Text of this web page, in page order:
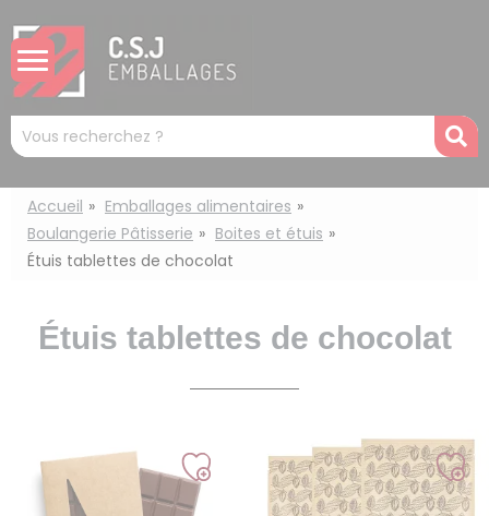
Mots
clés
:
Accueil
Emballages alimentaires
Boulangerie Pâtisserie
Boites et étuis
Étuis tablettes de chocolat
Étuis tablettes de chocolat